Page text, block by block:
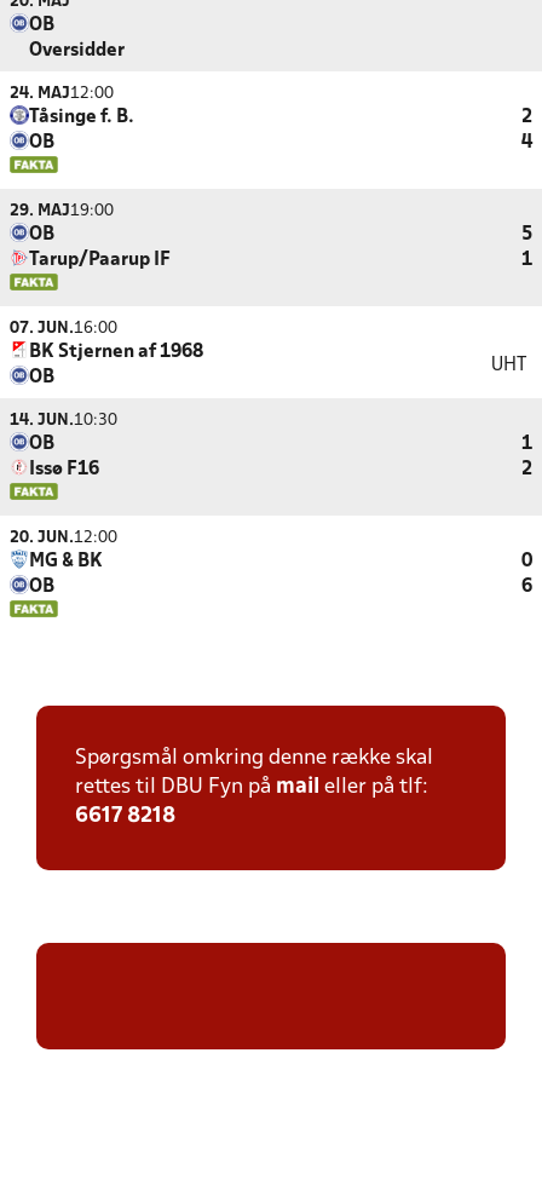
OB
Oversidder
24. MAJ12:00
Tåsinge f. B.
2
OB
4
29. MAJ19:00
OB
5
Tarup/Paarup IF
1
07. JUN.16:00
BK Stjernen af 1968
OB
UHT
14. JUN.10:30
OB
1
Issø F16
2
20. JUN.12:00
MG & BK
0
OB
6
Spørgsmål omkring denne række skal
rettes til DBU Fyn på mail eller på tlf:
6617 8218